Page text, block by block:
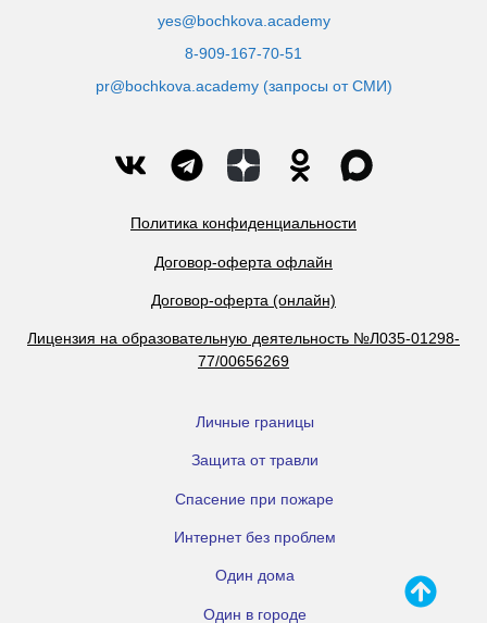
yes@bochkova.academy
8-909-167-70-51
pr@bochkova.academy (запросы от СМИ)
Политика конфиденциальности
Договор-оферта офлайн
Договор-оферта (онлайн)
Лицензия на образовательную деятельность №Л035-01298-
77/00656269
Личные границы
Защита от травли
Спасение при пожаре
Интернет без проблем
Один дома
Один в городе